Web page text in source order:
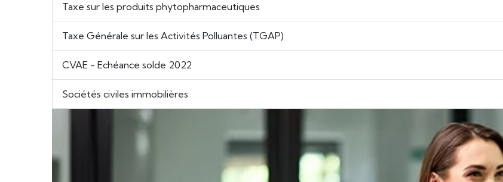
Taxe sur les produits phytopharmaceutiques
Taxe Générale sur les Activités Polluantes (TGAP)
CVAE - Echéance solde 2022
Sociétés civiles immobilières